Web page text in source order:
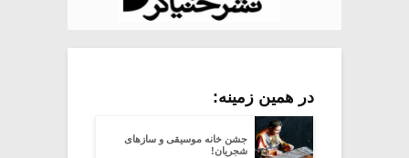
در همین زمینه:
جشن خانه موسیقی و سازهای
شجریان!